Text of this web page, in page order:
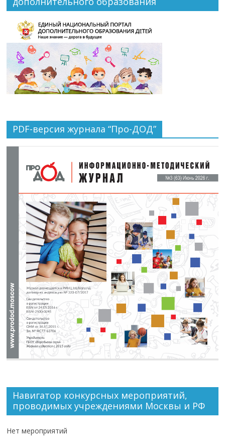
PDF-версия журнала “Про-ДОД”
Навигатор конкурсных мероприятий,
проводимых учреждениями Москвы и РФ
Нет мероприятий